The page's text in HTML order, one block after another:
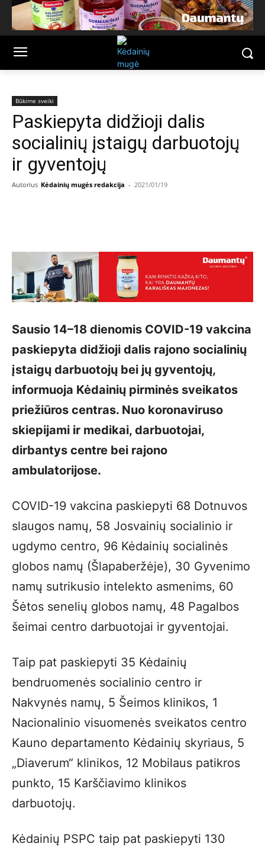
Būkime sveiki
Paskiepyta didžioji dalis
socialinių įstaigų darbuotojų
ir gyventojų
Autorius Kėdainių mugės redakcija - 2021/01/19
Sausio 14–18 dienomis COVID-19 vakcina
paskiepyta didžioji dalis rajono socialinių
įstaigų darbuotojų bei jų gyventojų,
informuoja Kėdainių pirminės sveikatos
priežiūros centras. Nuo koronaviruso
skiepijami ir medikai, darbuotojai,
dirbantys centre bei rajono
ambulatorijose.
COVID-19 vakcina paskiepyti 68 Dotnuvos
slaugos namų, 58 Josvainių socialinio ir
ugdymo centro, 96 Kėdainių socialinės
globos namų (Šlapaberžėje), 30 Gyvenimo
namų sutrikusio intelekto asmenims, 60
Šėtos senelių globos namų, 48 Pagalbos
šeimai centro darbuotojai ir gyventojai.
Taip pat paskiepyti 35 Kėdainių
bendruomenės socialinio centro ir
Nakvynės namų, 5 Šeimos klinikos, 1
Nacionalinio visuomenės sveikatos centro
Kauno departamento Kėdainių skyriaus, 5
„Diaverum“ klinikos, 12 Mobilaus patikros
punkto, 15 Karščiavimo klinikos
darbuotojų.
Kėdainių PSPC taip pat paskiepyti 130